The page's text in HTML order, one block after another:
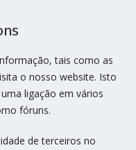
tais como as
o nosso website. Isto
ligação em vários
fóruns.
de terceiros no